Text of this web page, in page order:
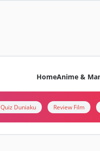
HomeAnime &
Quiz Duniaku Review Film